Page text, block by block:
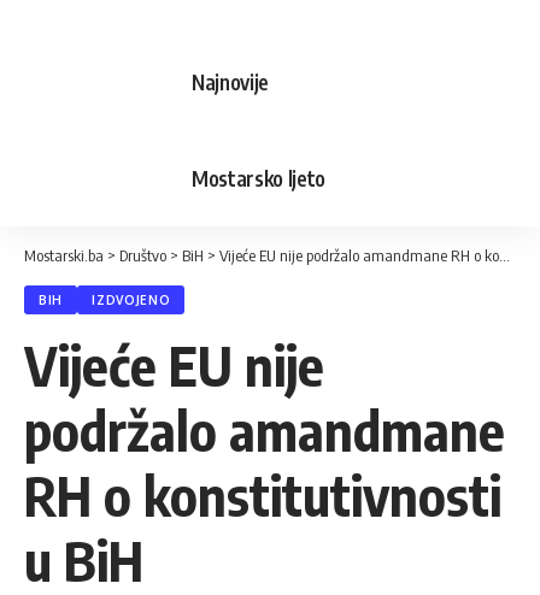
Najnovije
Mostarsko ljeto
Mostarski.ba > Društvo > BiH > Vijeće EU nije podržalo amandmane RH o konstitutivnosti u BiH
BIH IZDVOJENO
Vijeće EU nije
podržalo amandmane
RH o konstitutivnosti
u BiH